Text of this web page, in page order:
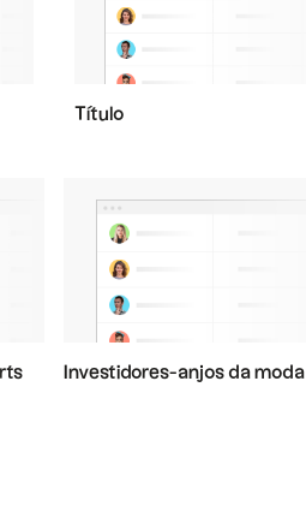
Título
Investidores-anjos da moda